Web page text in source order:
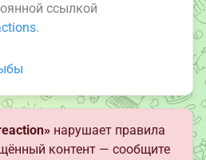
ссылкой
.
нарушает правила
контент — сообщите